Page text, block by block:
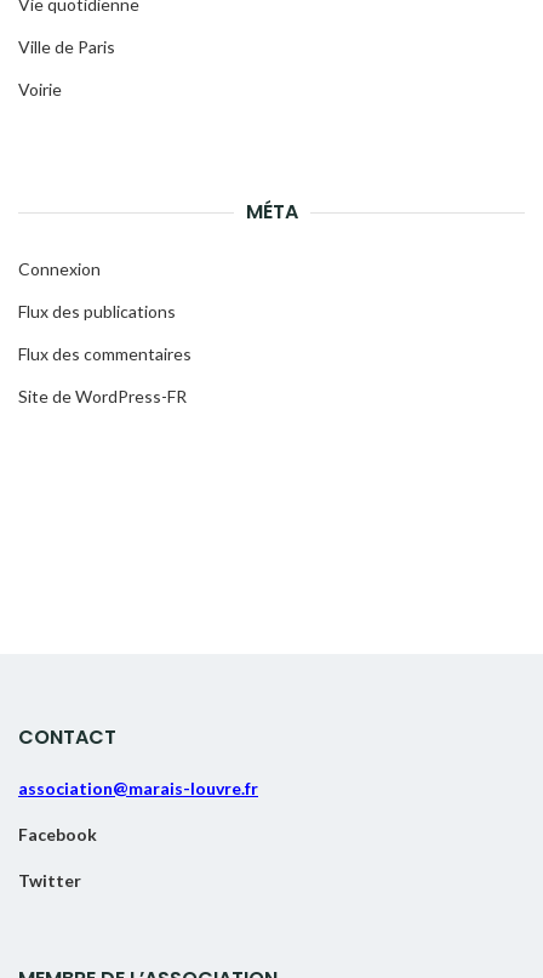
Vie quotidienne
Ville de Paris
Voirie
MÉTA
Connexion
Flux des publications
Flux des commentaires
Site de WordPress-FR
CONTACT
association@marais-louvre.fr
Facebook
Twitter